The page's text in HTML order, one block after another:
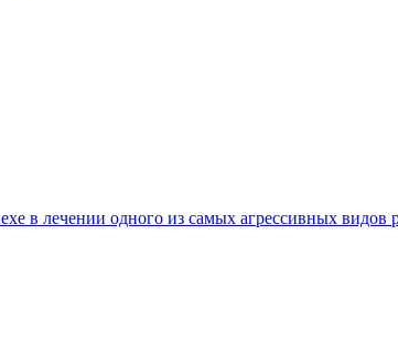
в лечении одного из самых агрессивных видов